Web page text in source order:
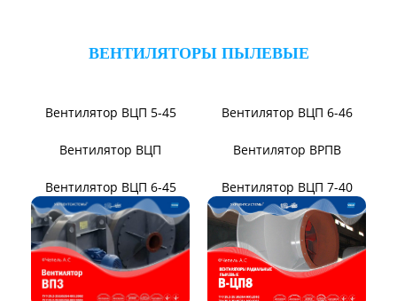
Вентилятор ВР104-79-9-3
Вентилятор ВЦКИ1-
Вентилятор ВЦКП-2219 Вентилятор УЦВ